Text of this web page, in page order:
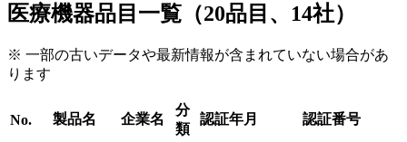
医療機器品目一覧（20品目、14社）
※ 一部の古いデータや最新情報が含まれていない場合があ
ります
No. 製品名 企業名
分
類
認証年月 認証番号